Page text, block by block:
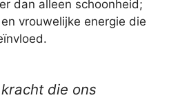
dan alleen schoonheid;
en vrouwelijke energie die
die ons